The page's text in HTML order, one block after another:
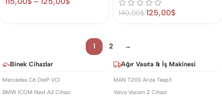
140,00$ 125,00$
1 2 →
Binek Cihazlar
Mercedes C6 DoIP VCI
BMW ICOM Next A3 Cihazı
Ağır Vasıta & İş Makinesi
MAN T200 Arıza Tespit
Volvo Vocom 2 Cihazı